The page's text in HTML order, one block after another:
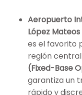
Aeropuerto
López
es el favorito
región
(Fixed-Base
garantiza un
rápido y